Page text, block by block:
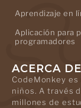
Aprendizaje en
Aplicación para
programadores
ACERCA
CodeMonkey
niños. A través
millones de